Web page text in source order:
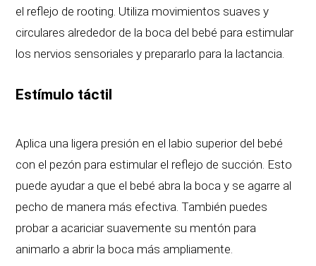
el reflejo de rooting. Utiliza movimientos suaves y
circulares alrededor de la boca del bebé para estimular
los nervios sensoriales y prepararlo para la lactancia.
Estímulo táctil
Aplica una ligera presión en el labio superior del bebé
con el pezón para estimular el reflejo de succión. Esto
puede ayudar a que el bebé abra la boca y se agarre al
pecho de manera más efectiva. También puedes
probar a acariciar suavemente su mentón para
animarlo a abrir la boca más ampliamente.